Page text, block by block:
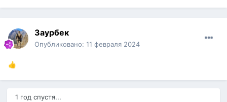
Заурбек
Опубликовано: 11 февраля 2024
👍
1 год спустя...